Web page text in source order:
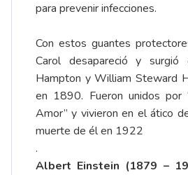
para prevenir infecciones.
Con estos guantes
Carol desapareció y surgió
Hampton y William Steward
en 1890. Fueron unidos por
Amor” y vivieron en el ático
muerte de él en 1922
.
Albert Einstein (1879 –